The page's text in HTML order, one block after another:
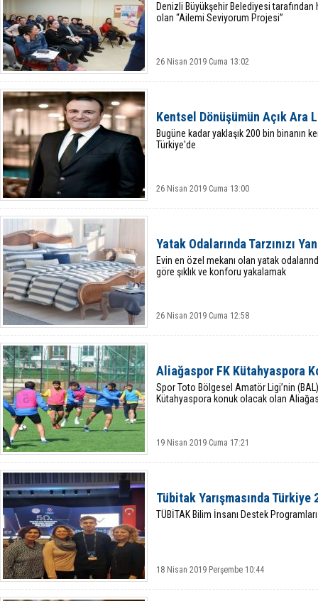
Denizli Büyükşehir Belediyesi
olan “Ailemi Seviyorum Projesi”
26 Nisan 2019 Cuma 13:02
Kentsel Dönüşümün Açık Ara
Bugüne kadar yaklaşık 200 bin binanın
Türkiye'de
26 Nisan 2019 Cuma 13:00
Yatak Odalarında Tarzınızı
Evin en özel mekanı olan yatak
göre şıklık ve konforu yakalamak
26 Nisan 2019 Cuma 12:58
Aliağaspor FK Kütahyaspora
Spor Toto Bölgesel Amatör Ligi’nin
Kütahyaspora konuk olacak olan
19 Nisan 2019 Cuma 17:21
Tübitak Yarışmasında Türkiye
TÜBİTAK Bilim İnsanı Destek
18 Nisan 2019 Perşembe 10:44